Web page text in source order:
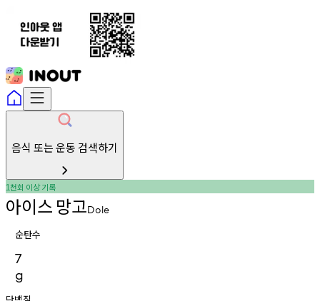
음식 또는 운동 검색하기
1천회 이상기록
아이스 망고Dole
순탄수
7
g